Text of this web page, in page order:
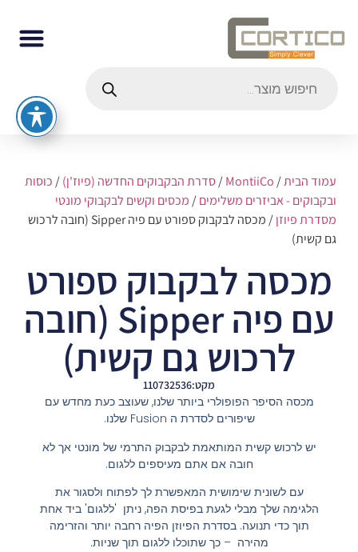
עמוד הבית/
MontiiCo
/סדרת הבקבוקים החדשה (פיוז'ן)/כוסות
ובקבוקים - אביזרים משלימים/מכסים וקשים לבקבוקי מונטי
מסדרת פיוזן
/ מכסה לבקבוק ספורט עם פיה Sipper (חובה לרכוש
גם קשית)
מכסה לבקבוק ספורט
עם פיה Sipper (חובה
לרכוש גם קשית)
מקט:110732536
מכסה הסיפר הפופולרי ביותר שלנו, שעוצב כעת מחדש עם
שיפורים לסדרת ה Fusion שלנו.
יש לרכוש קשית המותאמת לבקבוק התרמי של מונטי אך לא
חובה אם אתם מעיספים ללגום.
עם לשונית שימושית המאפשרת לך לפתוח ולסגור את
הלגימה שלך מבלי לגעת בפיסת הפה, ניתן 'ללגום' ביד אחת
תוך כדי תנועה. בסדרת הפיוזן הפיה רחבה יותר והזרימה
מהירה – כך שתוכלו ללגום תוך שניות.